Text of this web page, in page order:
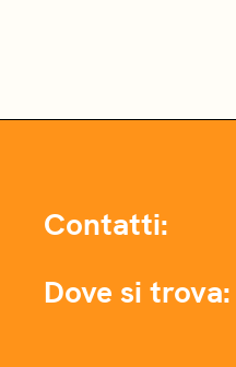
Contatti:
Dove si trova: